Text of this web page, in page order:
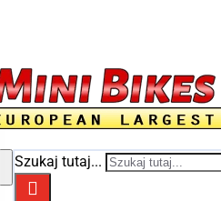
Szukaj tutaj...